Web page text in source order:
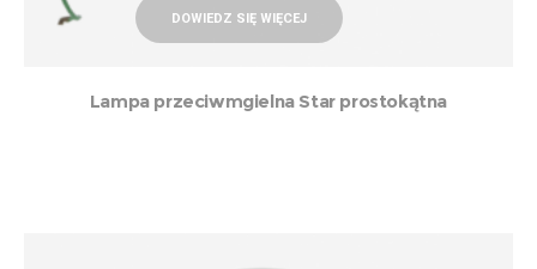
DOWIEDZ SIĘ WIĘCEJ
Lampa przeciwmgielna Star prostokątna